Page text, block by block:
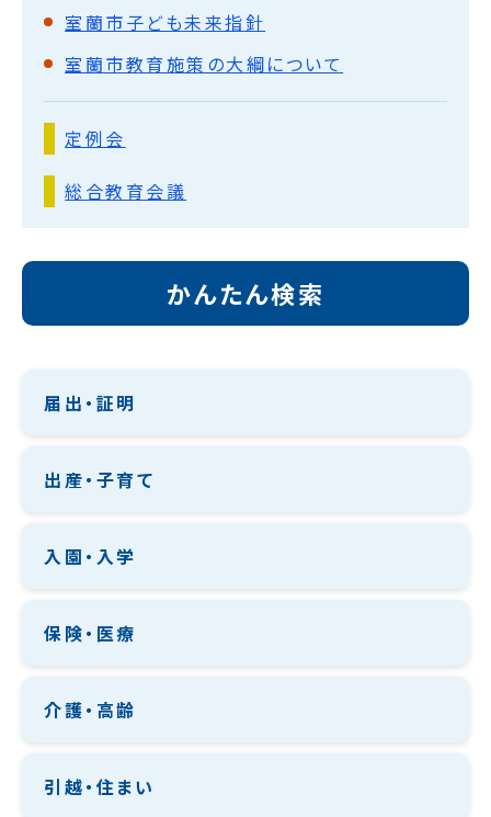
室蘭市子ども未来指針
室蘭市教育施策の大綱について
定例会
総合教育会議
かんたん検索
届出・証明
出産・子育て
入園・入学
保険・医療
介護・高齢
引越・住まい